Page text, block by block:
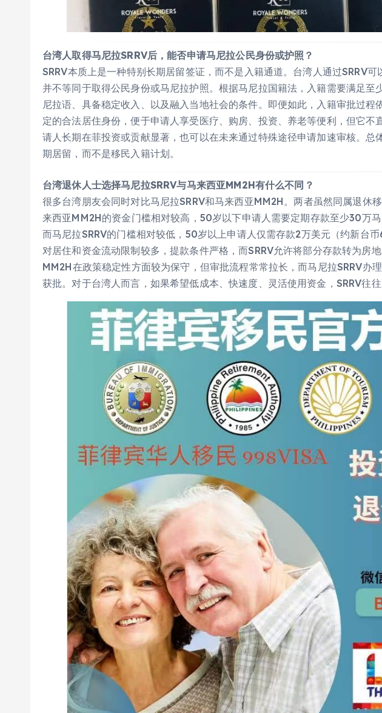
台湾人取得马尼拉SRRV后，能否申请马尼拉公民身份或护照？
SRRV本质上是一种特别长期居留签证，而不是入籍通道。台湾人通过SRRV
并不等同于取得公民身份或马尼拉护照。根据马尼拉国籍法，入籍需要满足至
尼拉语、具备稳定收入、以及融入当地社会的条件。即便如此，入籍审批过程
定的合法居住身份，便于申请人享受医疗、购房、投资、养老等便利，但它不
请人长期在菲投资或贡献显著，也可以在未来通过特殊途径申请加速审核。总
期居留，而不是移民入籍计划。
台湾退休人士选择马尼拉SRRV与马来西亚MM2H有什么不同？
很多台湾朋友会同时对比马尼拉SRRV和马来西亚MM2H。两者虽然同属退休
来西亚MM2H的资金门槛相对较高，50岁以下申请人需要定期存款至少30万
而马尼拉SRRV的门槛相对较低，50岁以上申请人仅需存款2万美元（约新台
对居住和资金流动限制较多，提款条件严格，而SRRV允许将部分存款转为房
MM2H在政策稳定性方面较为保守，但审批流程常常拉长，而马尼拉SRRV办
获批。对于台湾人而言，如果希望低成本、快速度、灵活使用资金，SRRV往往